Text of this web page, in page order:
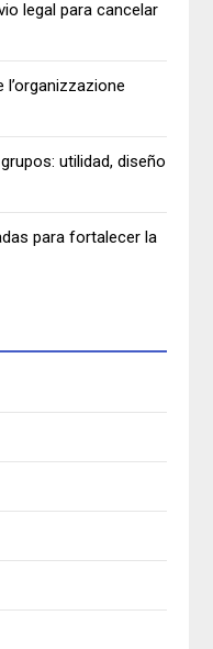
legal para cancelar
l’organizzazione
utilidad, diseño
para fortalecer la